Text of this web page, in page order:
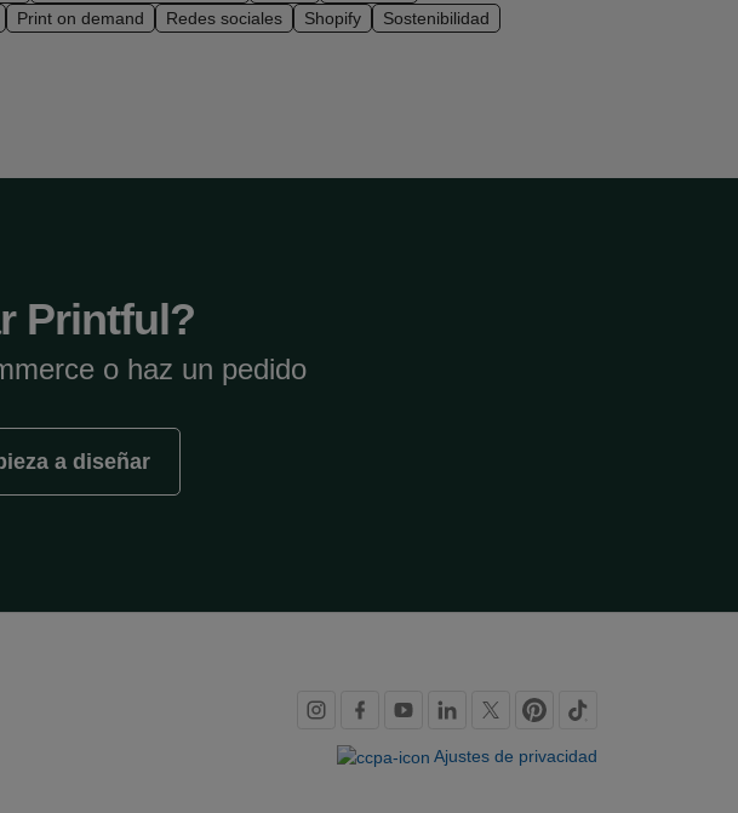
Print on demand Redes sociales Shopify
Sostenibilidad
Printful?
o haz un pedido
a diseñar
Redes
sociales Ajustes de privacidad